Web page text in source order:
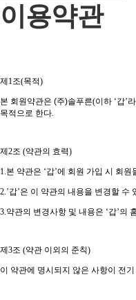
이용약관
제 1조(목적)
본 회원약관은 (주)솔푸른(이하 ‘갑’
목적으로 한다.
제 2조 (약관의 효력)
1.본 약관은 ‘갑’에 회원 가입 시 회원
2.’갑’은 이 약관의 내용을 변경할 수
3.약관의 변경사항 및 내용은 ‘갑’의
제 3조 (약관 이외의 준칙)
이 약관에 명시되지 않은 사항이 전